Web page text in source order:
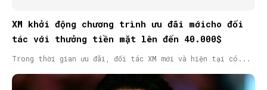
XM khởi động chương trình ưu đãi mớicho đối
tác với thưởng tiền mặt lên đến 40.000$
Trong thời gian ưu đãi, đối tác XM mới và hiện tại có...